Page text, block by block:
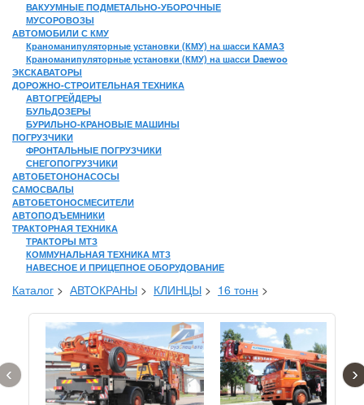
ВАКУУМНЫЕ ПОДМЕТАЛЬНО-УБОРОЧНЫЕ
МУСОРОВОЗЫ
АВТОМОБИЛИ С КМУ
Краноманипуляторные установки (КМУ) на шасси КАМАЗ
Краноманипуляторные установки (КМУ) на шасси Daewoo
ЭКСКАВАТОРЫ
ДОРОЖНО-СТРОИТЕЛЬНАЯ ТЕХНИКА
АВТОГРЕЙДЕРЫ
БУЛЬДОЗЕРЫ
БУРИЛЬНО-КРАНОВЫЕ МАШИНЫ
ПОГРУЗЧИКИ
ФРОНТАЛЬНЫЕ ПОГРУЗЧИКИ
СНЕГОПОГРУЗЧИКИ
АВТОБЕТОНОНАСОСЫ
САМОСВАЛЫ
АВТОБЕТОНОСМЕСИТЕЛИ
АВТОПОДЪЕМНИКИ
ТРАКТОРНАЯ ТЕХНИКА
ТРАКТОРЫ МТЗ
КОММУНАЛЬНАЯ ТЕХНИКА МТЗ
НАВЕСНОЕ И ПРИЦЕПНОЕ ОБОРУДОВАНИЕ
Каталог > АВТОКРАНЫ > КЛИНЦЫ > 16 тонн >
‹ ›